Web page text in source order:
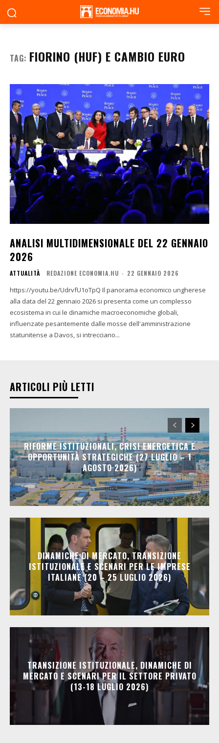
TAG: FIORINO (HUF) E CAMBIO EURO
ANALISI MULTIDIMENSIONALE DEL 22 GENNAIO
2026
ATTUALITÀ REDAZIONE ECONOMIA.HU - 22 GENNAIO 2026
https://youtu.be/UdrvfU1oTpQ Il panorama economico ungherese
alla data del 22 gennaio 2026 si presenta come un complesso
ecosistema in cui le dinamiche macroeconomiche globali,
influenzate pesantemente dalle mosse dell'amministrazione
statunitense a Davos, si intrecciano...
ARTICOLI PIÙ LETTI
RIFORME ISTITUZIONALI, CRISI ENERGETICA E
OPPORTUNITÀ STRATEGICHE (27 LUGLIO – 1
AGOSTO 2026)
DINAMICHE DI MERCATO, TRANSIZIONE
ISTITUZIONALE E SCENARI PER LE IMPRESE
ITALIANE (20 – 25 LUGLIO 2026)
TRANSIZIONE ISTITUZIONALE, DINAMICHE DI
MERCATO E SCENARI PER IL SETTORE PRIVATO
(13-18 LUGLIO 2026)